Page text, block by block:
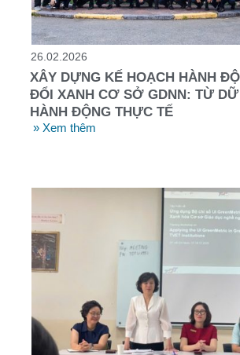
26.02.2026
XÂY DỰNG KẾ HOẠCH HÀNH
ĐỔI XANH CƠ SỞ GDNN: TỪ
HÀNH ĐỘNG THỰC TẾ
» Xem thêm